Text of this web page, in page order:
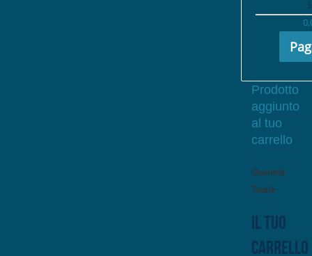
Prodotto
aggiunto
al tuo
carrello
Quantità
Totale
Il tuo
carrello